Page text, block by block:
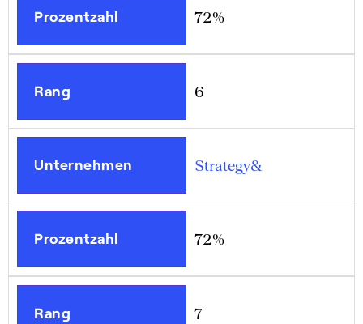
Prozentzahl 72%
Rang 6
Unternehmen Strategy&
Prozentzahl 72%
Rang 7